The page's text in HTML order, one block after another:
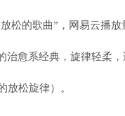
松的歌曲”，网易云播
治愈系经典，旋律轻柔，
放松旋律）。